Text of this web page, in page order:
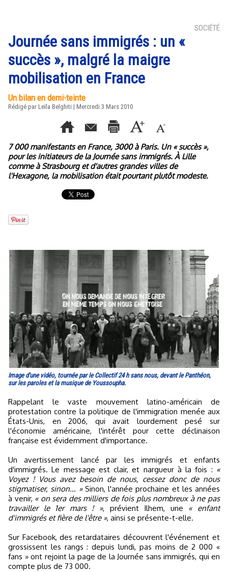
SOCIÉTÉ
Journée sans immigrés : un «
succès », malgré la maigre
mobilisation en France
Un bilan en demi-teinte
Rédigé par Leïla Belghiti | Mercredi 3 Mars 2010
7 000 manifestants en France, 3000 à Paris. Un « succès »,
pour les initiateurs de la Journée sans immigrés. À Lille
comme à Strasbourg et d'autres grandes villes de
l'Hexagone, la mobilisation était pourtant plutôt modeste.
Image d'une vidéo, tournée par le Collectif 24 h sans nous, devant le Panthéon,
sur les paroles et la musique de Youssoupha.
Rappelant le vaste mouvement latino-américain de
protestation contre la politique de l'immigration menée aux
États-Unis, en 2006, qui avait lourdement pesé sur
l'économie américaine, l'intérêt pour cette déclinaison
française est évidemment d'importance.
Un avertissement lancé par les immigrés et enfants
d'immigrés. Le message est clair, et nargueur à la fois : «
Voyez ! Vous avez besoin de nous, cessez donc de nous
stigmatiser, sinon... »Sinon, l'année prochaine et les années
à venir, « on sera des milliers de fois plus nombreux à ne pas
travailler le 1er mars ! », prévient Ilhem, une « enfant
d'immigrés et fière de l'être », ainsi se présente-t-elle.
Sur Facebook, des retardataires découvrent l'événement et
grossissent les rangs : depuis lundi, pas moins de 2 000 «
fans » ont rejoint la page de la Journée sans immigrés, qui en
compte plus de 73 000.